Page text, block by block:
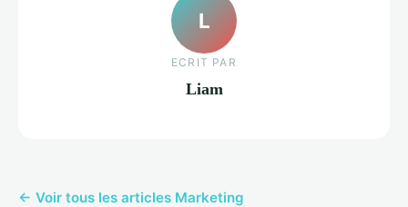
L
ECRIT PAR
Liam
← Voir tous les articles Marketing